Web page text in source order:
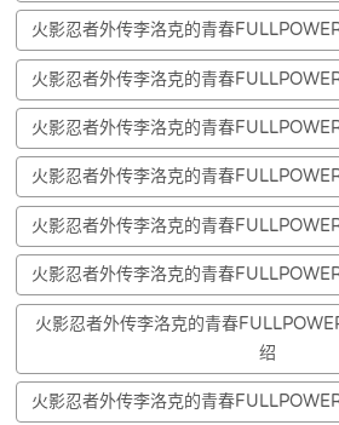
火影忍者外传李洛克的青春
火影忍者外传李洛克的青春
火影忍者外传李洛克的青春
火影忍者外传李洛克的青春
火影忍者外传李洛克的青春
火影忍者外传李洛克的青春
火影忍者外传李洛克的青春
绍
火影忍者外传李洛克的青春